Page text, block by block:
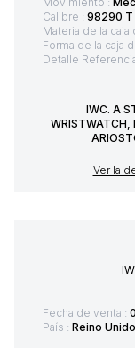
Calibre : 98290 T
Materia de la caja
Forma de la caja
Detalle
IWC. A
WRISTWATCH,
Ver la
Fecha de venta :
País : Reino Unido